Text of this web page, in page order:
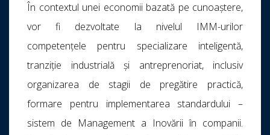
În contextul unei economii bazată pe cunoaștere,
vor fi dezvoltate la nivelul IMM-urilor
competențele pentru specializare inteligentă,
tranziție industrială și antreprenoriat, inclusiv
organizarea de stagii de pregătire practică,
formare pentru implementarea standardului –
sistem de Management a Inovării în companii.